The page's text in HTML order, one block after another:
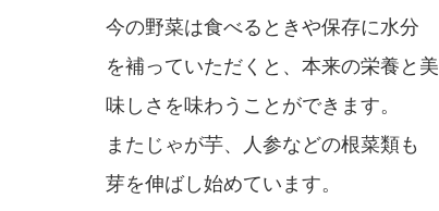
今の野菜は食べるときや保存に水分
を補っていただくと、本来の栄養と美
味しさを味わうことができます。
またじゃが芋、人参などの根菜類も
芽を伸ばし始めています。